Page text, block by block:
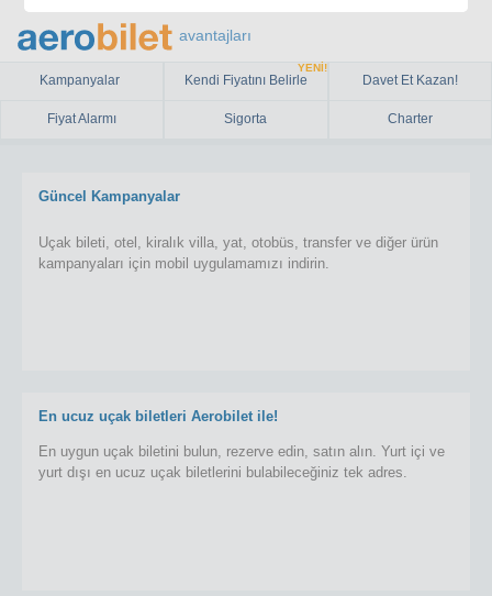
avantajları
Kampanyalar Kendi Fiyatını Belirle
YENİ!
Davet Et Kazan!
Fiyat Alarmı Sigorta Charter
Güncel Kampanyalar
Uçak bileti, otel, kiralık villa, yat, otobüs, transfer ve diğer ürün
kampanyaları için mobil uygulamamızı indirin.
En ucuz uçak biletleri Aerobilet ile!
En uygun uçak biletini bulun, rezerve edin, satın alın. Yurt içi ve
yurt dışı en ucuz uçak biletlerini bulabileceğiniz tek adres.